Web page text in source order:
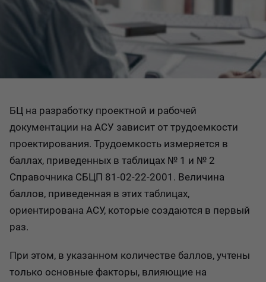
БЦ на разработку проектной и рабочей
документации на АСУ зависит от трудоемкости
проектирования. Трудоемкость измеряется в
баллах, приведенных в таблицах № 1 и № 2
Справочника СБЦП 81-02-22-2001. Величина
баллов, приведенная в этих таблицах,
ориентирована АСУ, которые создаются в первый
раз.
При этом, в указанном количестве баллов, учтены
только основные факторы, влияющие на